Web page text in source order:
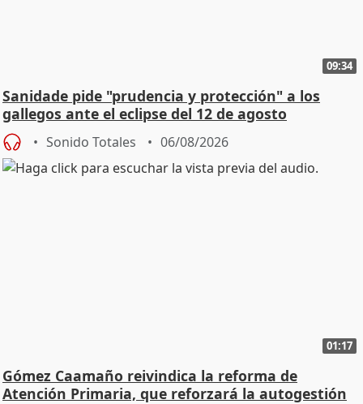
09:34
Sanidade pide "prudencia y protección" a los
gallegos ante el eclipse del 12 de agosto
Sonido Totales 06/08/2026
01:17
Gómez Caamaño reivindica la reforma de
Atención Primaria, que reforzará la autogestión